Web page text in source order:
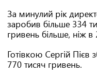
За минулий рік
заробив більше 334
гривень більше, ніж в
Готівкою Сергій Пієв
770 тисяч гривень.